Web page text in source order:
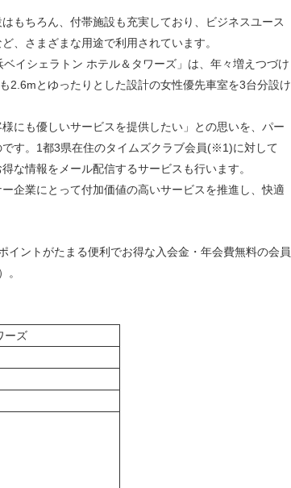
家情報へリンクします
もちろん、付帯施設も充実しており、ビジネスユース
、さまざまな用途で利用されています。
イシェラトン ホテル＆タワーズ」は、年々増えつづけ
2.6mとゆったりとした設計の女性優先車室を3台分設け
にも優しいサービスを提供したい」との思いを、 パー
す。1都3県在住のタイムズクラブ会員(※1)に対して
な情報をメール配信するサービスも行います。
企業にとって付加価値の高いサービスを推進し、快適
ントがたまる便利でお得な入会金・年会費無料の会員
。
ーズ